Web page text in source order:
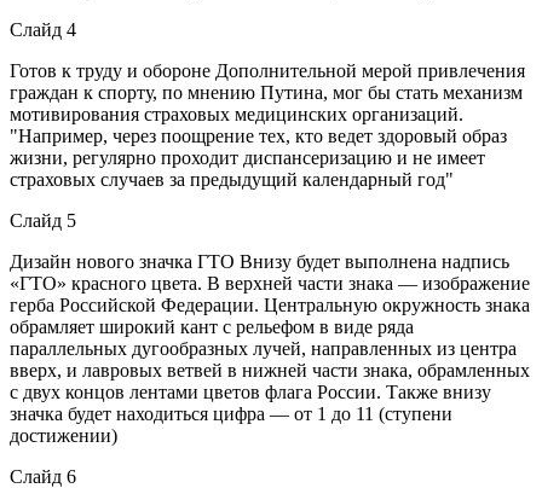
Слайд 4
Готов к труду и обороне Дополнительной мерой привлечения
граждан к спорту, по мнению Путина, мог бы стать механизм
мотивирования страховых медицинских организаций.
"Например, через поощрение тех, кто ведет здоровый образ
жизни, регулярно проходит диспансеризацию и не имеет
страховых случаев за предыдущий календарный год"
Слайд 5
Дизайн нового значка ГТО Внизу будет выполнена надпись
«ГТО» красного цвета. В верхней части знака — изображение
герба Российской Федерации. Центральную окружность знака
обрамляет широкий кант с рельефом в виде ряда
параллельных дугообразных лучей, направленных из центра
вверх, и лавровых ветвей в нижней части знака, обрамленных
с двух концов лентами цветов флага России. Также внизу
значка будет находиться цифра — от 1 до 11 (ступени
достижении)
Слайд 6